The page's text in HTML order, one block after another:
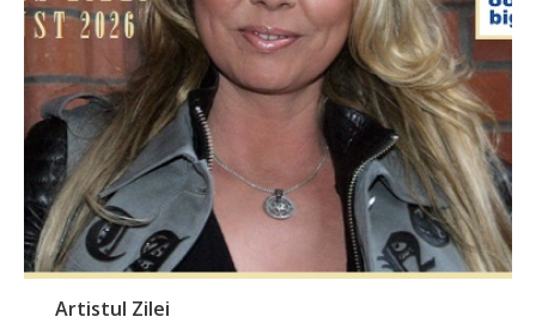
Artistul Zilei